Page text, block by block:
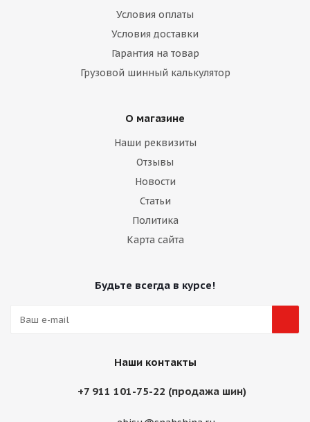
Условия оплаты
Условия доставки
Гарантия на товар
Грузовой шинный калькулятор
О магазине
Наши реквизиты
Отзывы
Новости
Статьи
Политика
Карта сайта
Будьте всегда в курсе!
Наши контакты
+7 911 101-75-22 (продажа шин)